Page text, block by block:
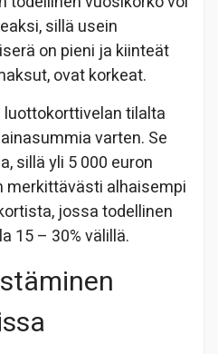
sillä usein
on pieni ja kiinteät
ovat korkeat.
tilalta
varten. Se
sillä yli 5 000 euron
merkittävästi alhaisempi
jossa todellinen
15 – 30% välillä.